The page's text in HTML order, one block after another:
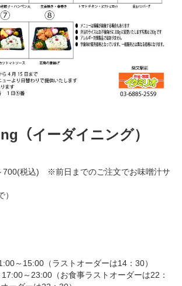
（イーダイニング）
700(税込) ※前日までのご注文でお味噌汁サ
～ 15:00 （ラストオーダーは14 ： 30）
17:00～ 23:00 （お食事ラストオーダーは22 ：